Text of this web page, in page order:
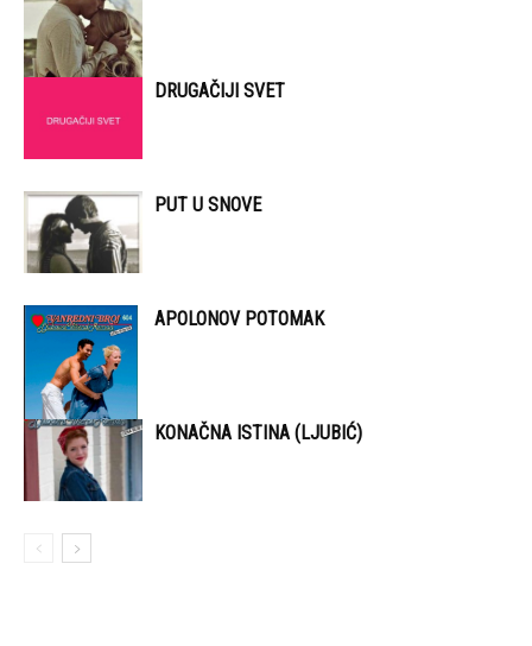
DRUGAČIJI SVET
PUT U SNOVE
APOLONOV POTOMAK
KONAČNA ISTINA (LJUBIĆ)